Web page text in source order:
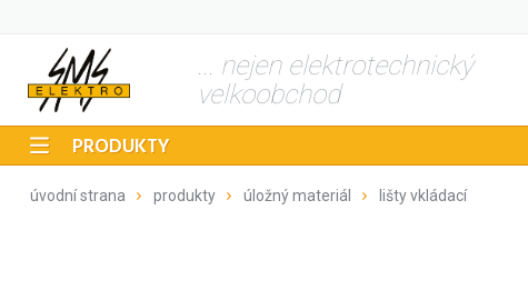
... nejen elektrotechnický
velkoobchod
PRODUKTY
úvodní strana produkty úložný materiál lišty vkládací